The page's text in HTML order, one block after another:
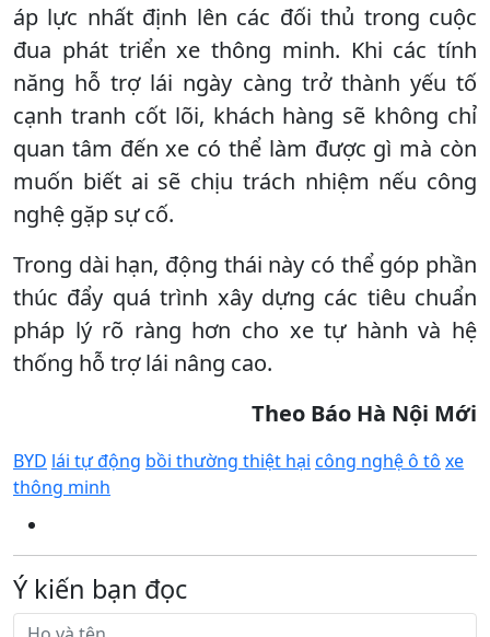
áp lực nhất định lên các đối thủ trong cuộc
đua phát triển xe thông minh. Khi các tính
năng hỗ trợ lái ngày càng trở thành yếu tố
cạnh tranh cốt lõi, khách hàng sẽ không chỉ
quan tâm đến xe có thể làm được gì mà còn
muốn biết ai sẽ chịu trách nhiệm nếu công
nghệ gặp sự cố.
Trong dài hạn, động thái này có thể góp phần
thúc đẩy quá trình xây dựng các tiêu chuẩn
pháp lý rõ ràng hơn cho xe tự hành và hệ
thống hỗ trợ lái nâng cao.
Theo Báo Hà Nội Mới
BYD lái tự động bồi thường thiệt hại công nghệ ô tô xe
thông minh
Ý kiến bạn đọc